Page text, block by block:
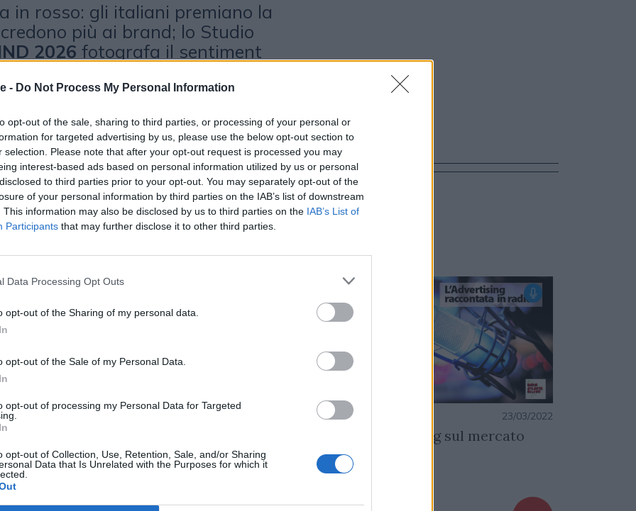
- Do Not Process My Personal Information
opt-out of the sale, sharing to third parties, or processing of your personal or
for targeted advertising by us, please use the below opt-out section to
selection. Please note that after your opt-out request is processed you may
interest-based ads based on personal information utilized by us or personal
to third parties prior to your opt-out. You may separately opt-out of the
of your personal information by third parties on the IAB’s list of downstream
This information may also be disclosed by us to third parties on the IAB’s List of
Participants that may further disclose it to other third parties.
Data Processing Opt Outs
opt-out of the Sharing of my personal data.
opt-out of the Sale of my Personal Data.
opt-out of processing my Personal Data for Targeted
opt-out of Collection, Use, Retention, Sale, and/or Sharing
Data that Is Unrelated with the Purposes for which it
in rosso: gli italiani premiano la
più ai brand; lo Studio
2026 fotografa il sentiment
piacerti
Redazione 23/03/2022
Incontro con Smiling sul mercato
NFT